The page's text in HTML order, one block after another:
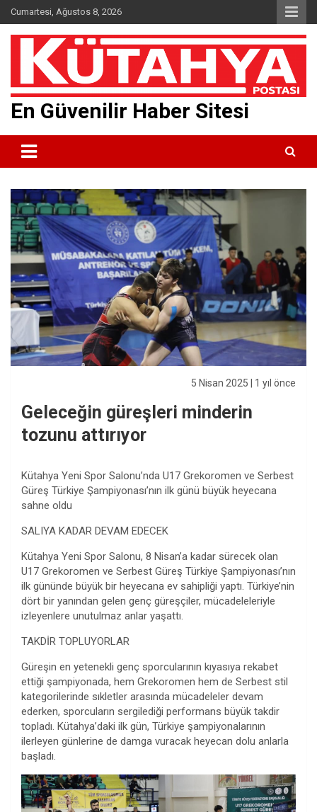
Skip
to
content
Cumartesi, Ağustos 8, 2026
En Güvenilir Haber Sitesi
5 Nisan 2025 | 1 yıl önce
Geleceğin güreşleri minderin
tozunu attırıyor
Kütahya Yeni Spor Salonu’nda U17 Grekoromen ve Serbest
Güreş Türkiye Şampiyonası’nın ilk günü büyük heyecana
sahne oldu
SALIYA KADAR DEVAM EDECEK
Kütahya Yeni Spor Salonu, 8 Nisan’a kadar sürecek olan
U17 Grekoromen ve Serbest Güreş Türkiye Şampiyonası’nın
ilk gününde büyük bir heyecana ev sahipliği yaptı. Türkiye’nin
dört bir yanından gelen genç güreşçiler, mücadeleleriyle
izleyenlere unutulmaz anlar yaşattı.
TAKDİR TOPLUYORLAR
Güreşin en yetenekli genç sporcularının kıyasıya rekabet
ettiği şampiyonada, hem Grekoromen hem de Serbest stil
kategorilerinde sıkletler arasında mücadeleler devam
ederken, sporcuların sergilediği performans büyük takdir
topladı. Kütahya’daki ilk gün, Türkiye şampiyonalarının
ilerleyen günlerine de damga vuracak heyecan dolu anlarla
başladı.